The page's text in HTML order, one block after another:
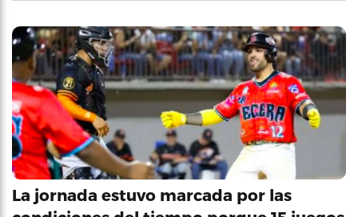
La jornada estuvo marcada por las